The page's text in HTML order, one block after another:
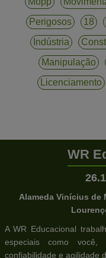
Perigosos
18
Indústria
Manipulação
Licenciamento
WR
Alameda Vinícius de
A WR Educacional
especiais como você,
confiabilidade e agilidade